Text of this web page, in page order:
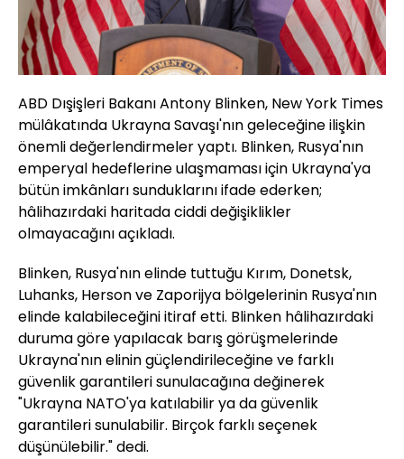
ABD Dışişleri Bakanı Antony Blinken, New York Times
mülâkatında Ukrayna Savaşı'nın geleceğine ilişkin
önemli değerlendirmeler yaptı. Blinken, Rusya'nın
emperyal hedeflerine ulaşmaması için Ukrayna'ya
bütün imkânları sunduklarını ifade ederken;
hâlihazırdaki haritada ciddi değişiklikler
olmayacağını açıkladı.
Blinken, Rusya'nın elinde tuttuğu Kırım, Donetsk,
Luhanks, Herson ve Zaporijya bölgelerinin Rusya'nın
elinde kalabileceğini itiraf etti. Blinken hâlihazırdaki
duruma göre yapılacak barış görüşmelerinde
Ukrayna'nın elinin güçlendirileceğine ve farklı
güvenlik garantileri sunulacağına değinerek
"Ukrayna NATO'ya katılabilir ya da güvenlik
garantileri sunulabilir. Birçok farklı seçenek
düşünülebilir." dedi.